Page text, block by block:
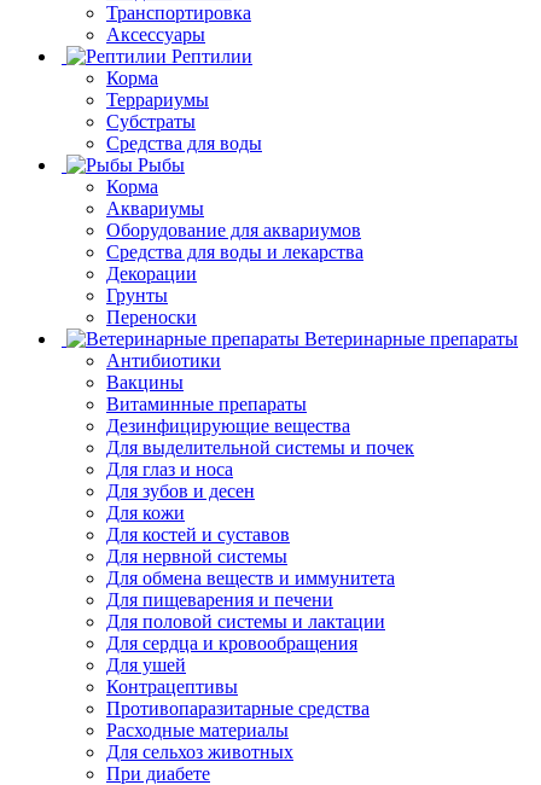
Транспортировка
Аксессуары
Рептилии
Корма
Террариумы
Субстраты
Средства для воды
Рыбы
Корма
Аквариумы
Оборудование для аквариумов
Средства для воды и лекарства
Декорации
Грунты
Переноски
Ветеринарные препараты
Антибиотики
Вакцины
Витаминные препараты
Дезинфицирующие вещества
Для выделительной системы и почек
Для глаз и носа
Для зубов и десен
Для кожи
Для костей и суставов
Для нервной системы
Для обмена веществ и иммунитета
Для пищеварения и печени
Для половой системы и лактации
Для сердца и кровообращения
Для ушей
Контрацептивы
Противопаразитарные средства
Расходные материалы
Для сельхоз животных
При диабете